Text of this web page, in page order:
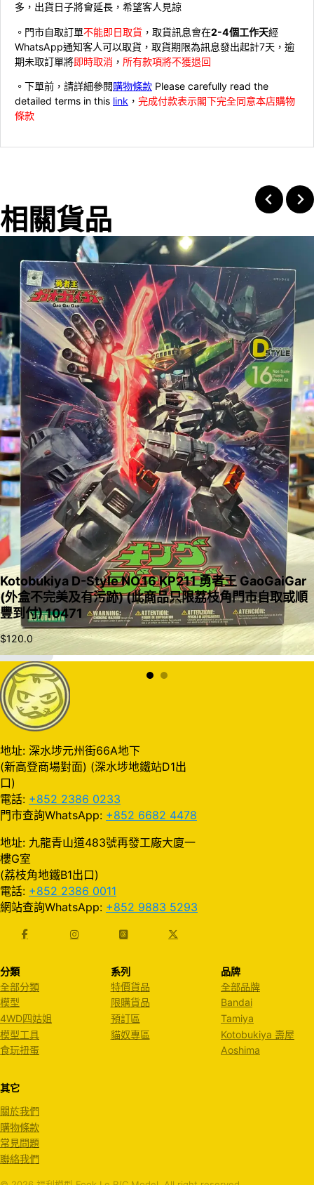
多，出貨日子將會延長，希望客人見諒
。門市自取訂單不能即日取貨 ，取貨訊息會在2-4個工作天經
WhatsApp通知客人可以取貨，取貨期限為訊息發出起計7天，逾
期未取訂單將即時取消 ， 所有款項將不獲退回
。下單前，請詳細參閱購物條款 Please carefully read the
detailed terms in this link ， 完成付款表示閣下完全同意本店購物
條款
相關貨品
入購物車
Kotobukiya D-Style NO.16 KP211 勇者王 GaoGaiGar
(外盒不完美及有污跡) (此商品只限荔枝角門市自取或順
豐到付) 10471
$120.0
地址: 深水埗元州街66A地下
(新高登商場對面) (深水埗地鐵站D1出
口)
電話: +852 2386 0233
門市查詢WhatsApp: +852 6682 4478
地址: 九龍青山道483號再發工廠大廈一
樓G室
(荔枝角地鐵B1出口)
電話: +852 2386 0011
網站查詢WhatsApp: +852 9883 5293
分類
全部分類
模型
4WD四姑姐
模型工具
食玩扭蛋
系列
特價貨品
限購貨品
預訂區
貓奴專區
品牌
全部品牌
Bandai
Tamiya
Kotobukiya 壽屋
Aoshima
其它
關於我們
購物條款
常見問題
聯絡我們